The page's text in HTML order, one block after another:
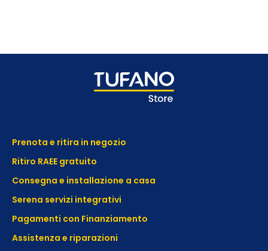
Prenota e ritira in negozio
Ritiro RAEE gratuito
Consegna e installazione a casa
Serena servizi integrativi
Pagamenti con Finanziamento
Assistenza e riparazioni